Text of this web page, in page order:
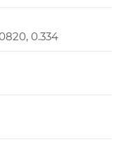
0.334